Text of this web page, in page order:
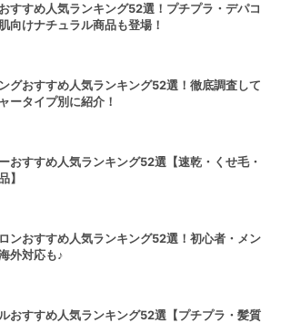
すすめ人気ランキング52選！プチプラ・デパコ
向けナチュラル商品も登場！
グおすすめ人気ランキング52選！徹底調査して
ータイプ別に紹介！
おすすめ人気ランキング52選【速乾・くせ毛・
】
ンおすすめ人気ランキング52選！初心者・メン
外対応も♪
おすすめ人気ランキング52選【プチプラ・髪質